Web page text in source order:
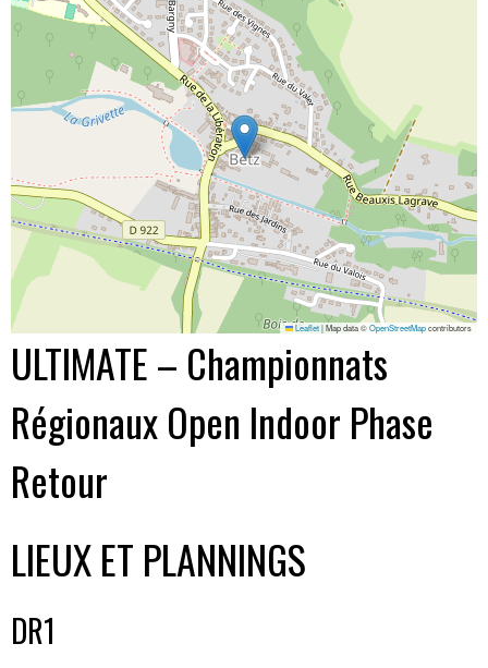
Leaflet|Map data ©OpenStreetMapcontributors
ULTIMATE – Championnats
Régionaux Open Indoor Phase
Retour
LIEUX ET PLANNINGS
DR1